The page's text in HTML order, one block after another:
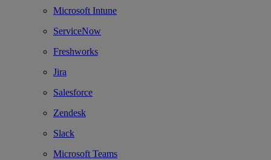
Microsoft Intune
ServiceNow
Freshworks
Jira
Salesforce
Zendesk
Slack
Microsoft Teams